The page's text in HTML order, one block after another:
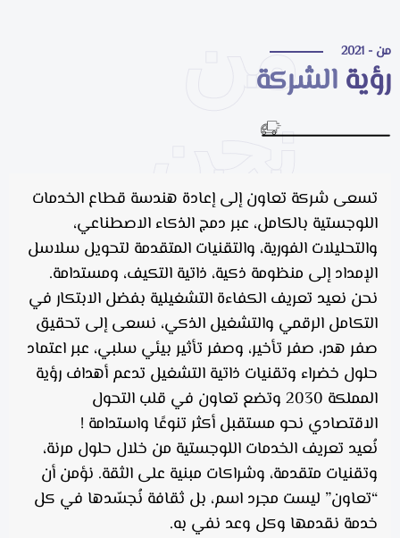
من
نحن
- 2021
الشركة
تسعى شركة تعاون إلى إعادة هندسة قطاع الخدمات
اللوجستية بالكامل، عبر دمج الذكاء الاصطناعي،
والتحليلات الفورية، والتقنيات المتقدمة لتحويل سلاسل
الإمداد إلى منظومة ذكية، ذاتية التكيف، ومستدامة.
نحن نعيد تعريف الكفاءة التشغيلية بفضل الابتكار في
التكامل الرقمي والتشغيل الذكي، نسعى إلى تحقيق
صفر هدر، صفر تأخير، وصفر تأثير بيئي سلبي، عبر اعتماد
حلول خضراء وتقنيات ذاتية التشغيل تدعم أهداف رؤية
المملكة 2030 وتضع تعاون في قلب التحول
الاقتصادي نحو مستقبل أكثر تنوعًا واستدامة !
نُعيد تعريف الخدمات اللوجستية من خلال حلول مرنة،
وتقنيات متقدمة، وشراكات مبنية على الثقة. نؤمن أن
“تعاون” ليست مجرد اسم، بل ثقافة نُجسّدها في كل
خدمة نقدمها وكل وعد نفي به.